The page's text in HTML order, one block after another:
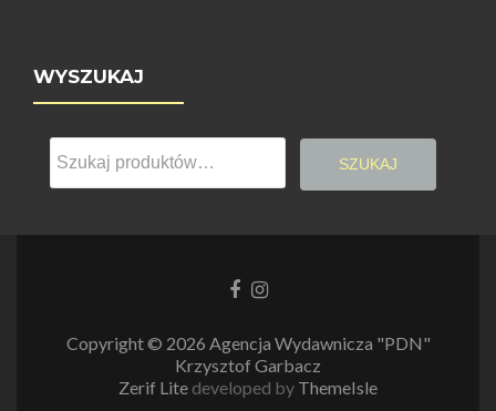
WYSZUKAJ
Szukaj:
SZUKAJ
LinkLink
Copyright © 2026 Agencja Wydawnicza "PDN"
Krzysztof Garbacz
Zerif Lite developed by ThemeIsle